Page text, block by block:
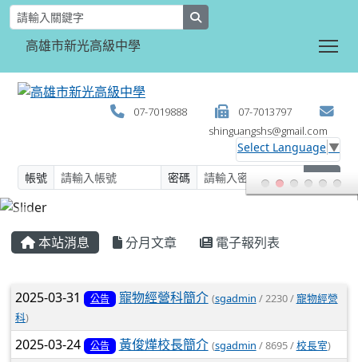
高雄市新光高級中學
07-7019888
07-7013797
shinguangshs@gmail.com
Select Language ▼
帳號
密碼 登入
本站消息 分月文章 電子報列表
文章列表
2025-03-31 公告 寵物經營科簡介 (sgadmin / 2230 /寵物經營
科)
2025-03-24 公告 黃俊燁校長簡介 (sgadmin / 8695 /校長室)